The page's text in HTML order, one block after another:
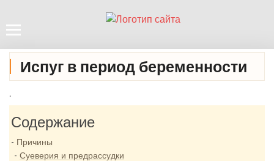
Испуг в период беременности
.
Содержание
Причины
Суеверия и предрассудки